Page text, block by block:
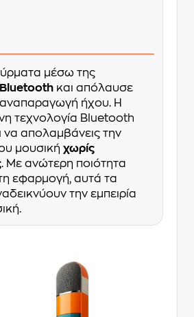
μέσω της
Bluetooth και απόλαυσε
ήχου. Η
τεχνολογία Bluetooth
να απολαμβάνεις την
μουσική χωρίς
. Με ανώτερη ποιότητα
εφαρμογή, αυτά τα
την εμπειρία